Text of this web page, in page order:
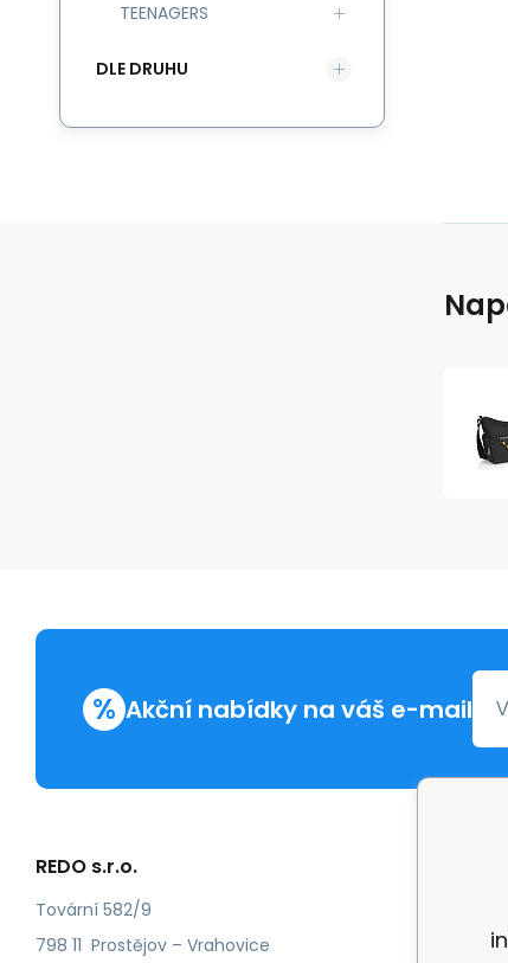
TEENAGERS
DLE DRUHU
% Akční nabídky na váš e-mail
REDO s.r.o.
Tovární 582/9
798 11 Prostějov – Vrahovice